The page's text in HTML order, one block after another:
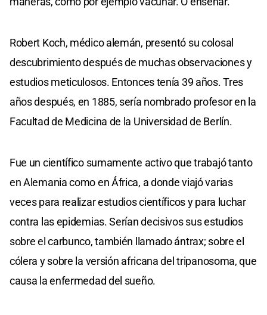
Robert Koch, médico alemán, presentó su colosal
descubrimiento después de muchas observaciones y
estudios meticulosos. Entonces tenía 39 años. Tres
años después, en 1885, sería nombrado profesor en la
Facultad de Medicina de la Universidad de Berlín.
Fue un científico sumamente activo que trabajó tanto
en Alemania como en África, a donde viajó varias
veces para realizar estudios científicos y para luchar
contra las epidemias. Serían decisivos sus estudios
sobre el carbunco, también llamado ántrax; sobre el
cólera y sobre la versión africana del tripanosoma, que
causa la enfermedad del sueño.